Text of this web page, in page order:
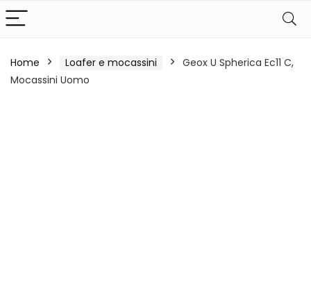
Home Loafer e mocassini
Geox U Spherica Ec11 C,
Mocassini Uomo